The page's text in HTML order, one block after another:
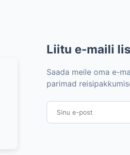
Liitu e-maili
Saada meile oma e-
parimad